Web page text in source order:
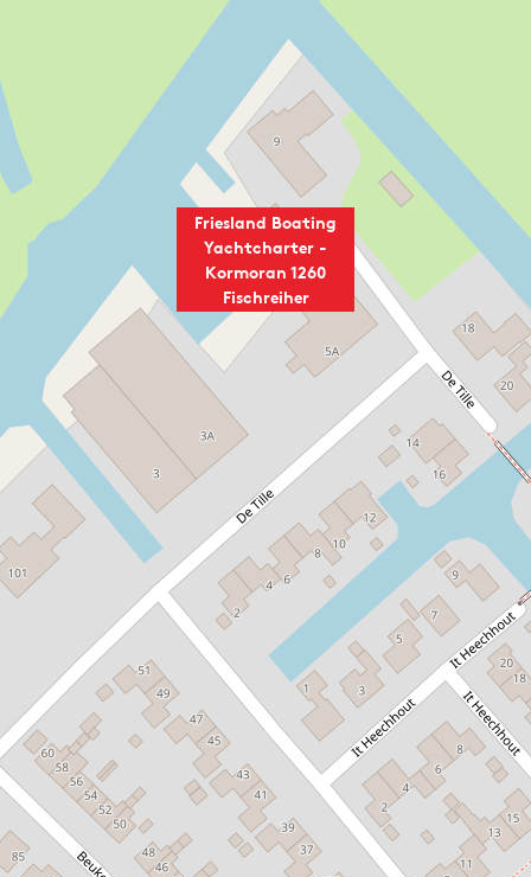
Friesland Boating
Yachtcharter -
Kormoran 1260
Fischreiher